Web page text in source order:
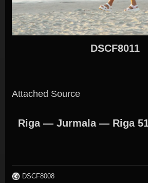
DSCF8011
Attached Source
Riga — Jurmala — Riga
DSCF8008